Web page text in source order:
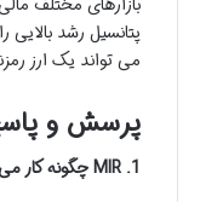
می تواند یک ارز
پرسش و
1. MIR چگونه کار می کند؟